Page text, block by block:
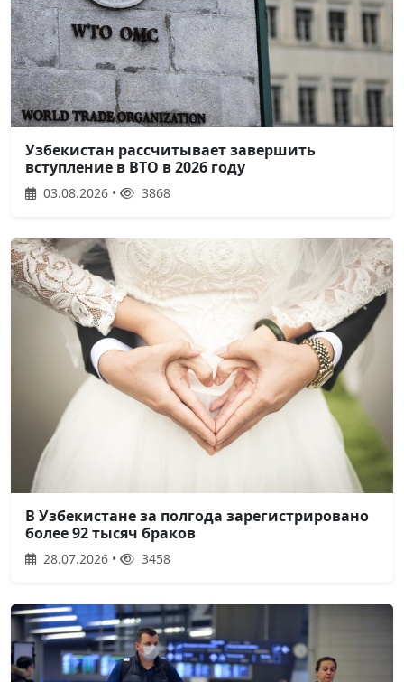
Узбекистан рассчитывает завершить
вступление в ВТО в 2026 году
03.08.2026 • 3868
В Узбекистане за полгода зарегистрировано
более 92 тысяч браков
28.07.2026 • 3458